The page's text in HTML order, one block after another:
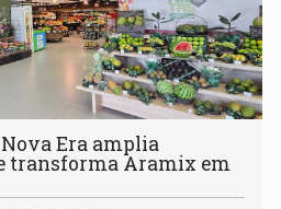
Nova Era amplia
transforma Aramix em